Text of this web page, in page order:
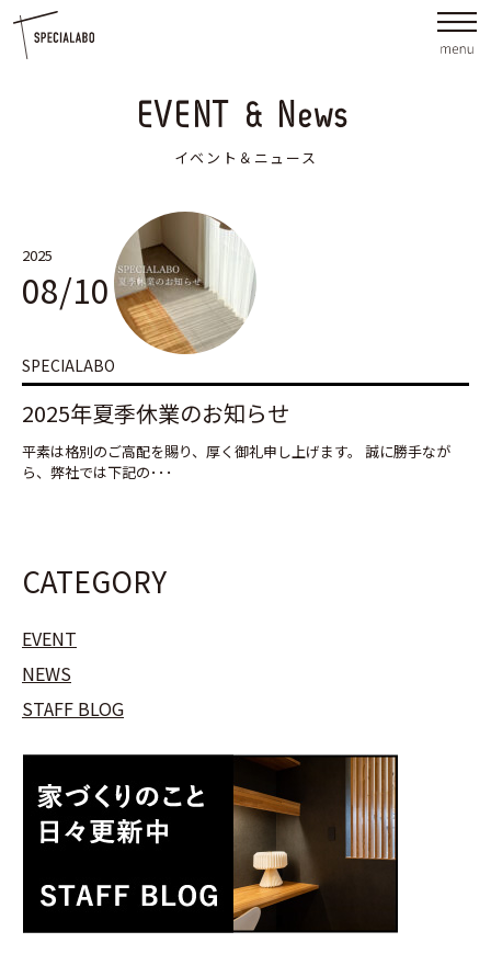
EVENT & News
イベント＆ニュース
2025
08/10
SPECIALABO
2025年夏季休業のお知らせ
平素は格別のご高配を賜り、厚く御礼申し上げます。 誠に勝手なが
ら、弊社では下記の･･･
CATEGORY
EVENT
NEWS
STAFF BLOG